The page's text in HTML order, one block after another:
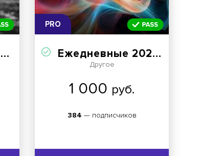
PRO
Ежедневные 2025 года посты
Другое
1 000 руб.
384 — подписчиков